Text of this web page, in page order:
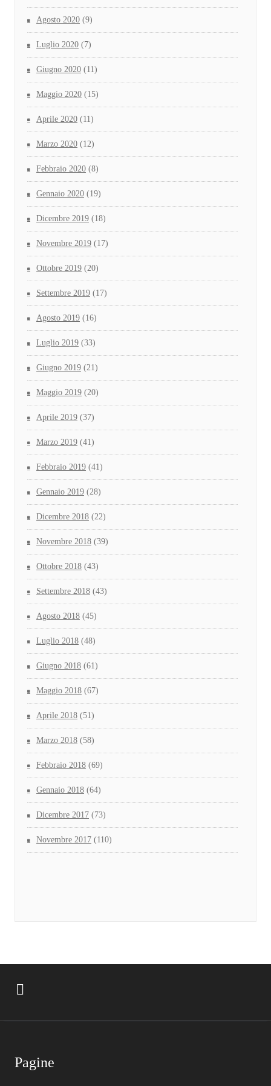
Agosto 2020 (9)
Luglio 2020 (7)
Giugno 2020 (11)
Maggio 2020 (15)
Aprile 2020 (11)
Marzo 2020 (12)
Febbraio 2020 (8)
Gennaio 2020 (19)
Dicembre 2019 (18)
Novembre 2019 (17)
Ottobre 2019 (20)
Settembre 2019 (17)
Agosto 2019 (16)
Luglio 2019 (33)
Giugno 2019 (21)
Maggio 2019 (20)
Aprile 2019 (37)
Marzo 2019 (41)
Febbraio 2019 (41)
Gennaio 2019 (28)
Dicembre 2018 (22)
Novembre 2018 (39)
Ottobre 2018 (43)
Settembre 2018 (43)
Agosto 2018 (45)
Luglio 2018 (48)
Giugno 2018 (61)
Maggio 2018 (67)
Aprile 2018 (51)
Marzo 2018 (58)
Febbraio 2018 (69)
Gennaio 2018 (64)
Dicembre 2017 (73)
Novembre 2017 (110)
Pagine